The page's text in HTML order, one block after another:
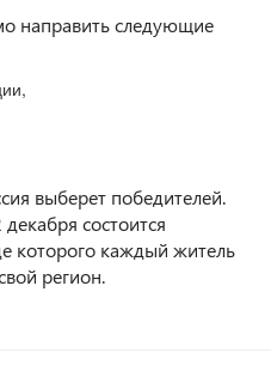
направить следующие
выберет победителей.
состоится
которого каждый житель
регион.